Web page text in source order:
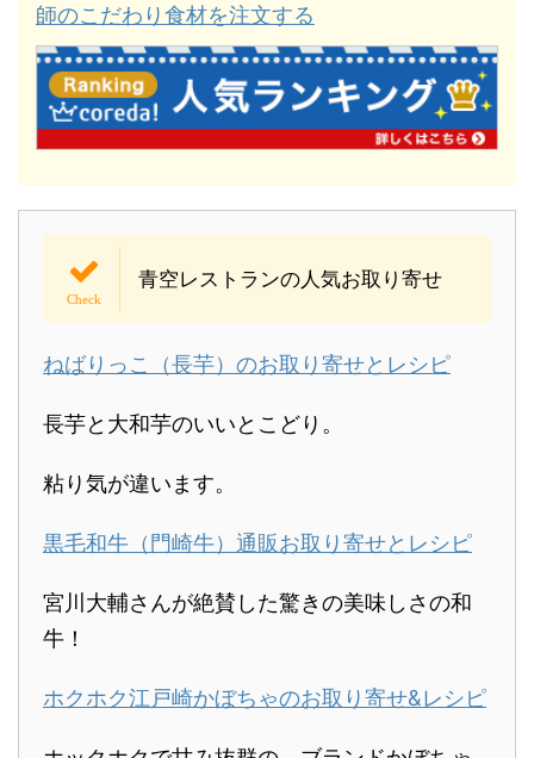
師のこだわり食材を注文する
青空レストランの人気お取り寄せ
ねばりっこ（長芋）のお取り寄せとレシピ
長芋と大和芋のいいとこどり。
粘り気が違います。
黒毛和牛（門崎牛）通販お取り寄せとレシピ
宮川大輔さんが絶賛した驚きの美味しさの和
牛！
ホクホク江戸崎かぼちゃのお取り寄せ&レシピ